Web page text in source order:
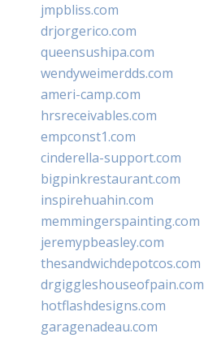
jmpbliss.com
drjorgerico.com
queensushipa.com
wendyweimerdds.com
ameri-camp.com
hrsreceivables.com
empconst1.com
cinderella-support.com
bigpinkrestaurant.com
inspirehuahin.com
memmingerspainting.com
jeremypbeasley.com
thesandwichdepotcos.com
drgiggleshouseofpain.com
hotflashdesigns.com
garagenadeau.com